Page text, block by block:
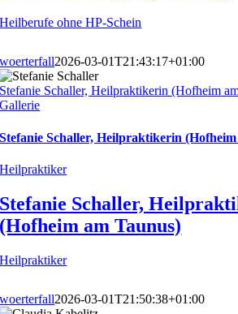
Heilberufe ohne HP-Schein
woerterfall2026-03-01T21:43:17+01:00
Stefanie Schaller, Heilpraktikerin (Hofheim
Gallerie
Stefanie Schaller, Heilpraktikerin
Heilpraktiker
Stefanie Schaller,
(Hofheim am Taunus)
Heilpraktiker
woerterfall2026-03-01T21:50:38+01:00